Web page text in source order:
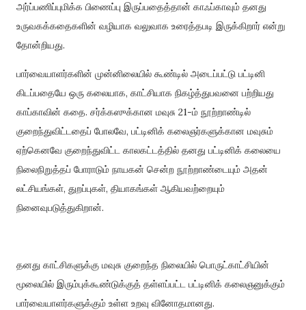
அர்ப்பணிப்புமிக்க பிணைப்பு இருப்பதைத்தான் காஃப்காவும் தனது
உருவகக்கதைகளின் வழியாக வலுவாக உரைத்தபடி இருக்கிறார் என்று
தோன்றியது.
பார்வையாளர்களின் முன்னிலையில் கூண்டில் அடைப்பட்டு பட்டினி
கிடப்பதையே ஒரு கலையாக, காட்சியாக நிகழ்த்துபவனை பற்றியது
காப்காவின் கதை. சர்க்கஸுக்கான மவுசு 21-ம் நூற்றாண்டில்
குறைந்துவிட்டதைப் போலவே, பட்டினிக் கலைஞர்களுக்கான மவுசும்
ஏற்கெனவே குறைந்துவிட்ட காலகட்டத்தில் தனது பட்டினிக் கலையை
நிலைநிறுத்தப் போராடும் நாயகன் சென்ற நூற்றாண்டையும் அதன்
லட்சியங்கள், துறப்புகள், தியாகங்கள் ஆகியவற்றையும்
நினைவுபடுத்துகிறான்.
தனது காட்சிகளுக்கு மவுசு குறைந்த நிலையில் பொருட்காட்சியின்
மூலையில் இரும்புக்கூண்டுக்குத் தள்ளப்பட்ட பட்டினிக் கலைஞனுக்கும்
பார்வையாளர்களுக்கும் உள்ள உறவு வினோதமானது.